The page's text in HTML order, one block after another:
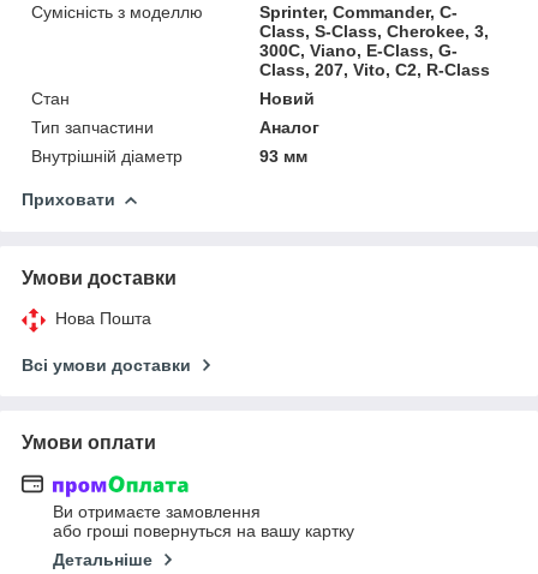
Сумісність з моделлю
Sprinter, Commander, C-
Class, S-Class, Cherokee, 3,
300C, Viano, E-Class, G-
Class, 207, Vito, C2, R-Class
Стан
Новий
Тип запчастини
Аналог
Внутрішній діаметр
93 мм
Приховати
Умови доставки
Нова Пошта
Всі умови доставки
Умови оплати
Ви отримаєте замовлення
або гроші повернуться на вашу картку
Детальніше